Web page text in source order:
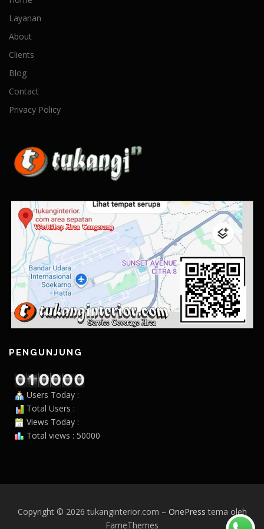
Layanan
About
Clients
Blog
Contact
Privacy Policy
PENGUNJUNG
Users Today :
Total Users :
Views Today :
Total views : 50000
Copyright © 2026 tukanginterior.com – OnePress tema oleh
FameThemes